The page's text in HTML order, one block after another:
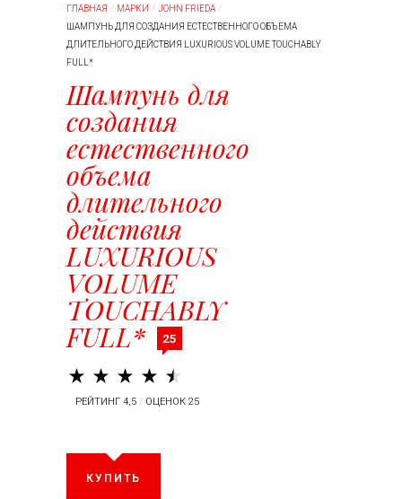
ГЛАВНАЯ МАРКИ
JOHN FRIEDA
ШАМПУНЬ ДЛЯ СОЗДАНИЯ ЕСТЕСТВЕННОГО ОБЪЕМА
ДЛИТЕЛЬНОГО ДЕЙСТВИЯ LUXURIOUS VOLUME TOUCHABLY
FULL*
Шампунь для
создания
естественного
объема
длительного
действия
LUXURIOUS
VOLUME
TOUCHABLY
FULL* 25
РЕЙТИНГ 4,5 / ОЦЕНОК 25
КУПИТЬ